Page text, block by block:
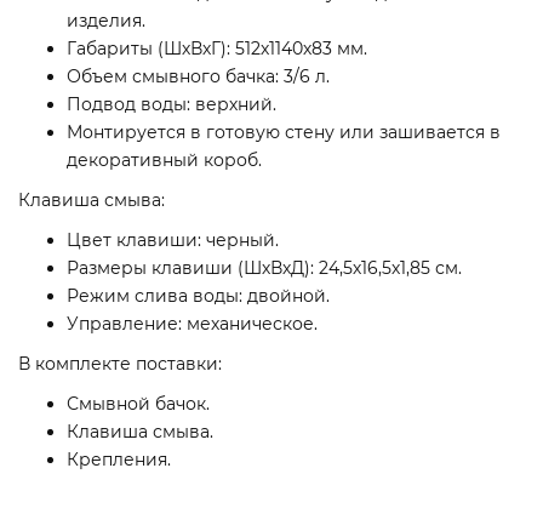
изделия.
Габариты (ШхВхГ): 512х1140х83 мм.
Объем смывного бачка: 3/6 л.
Подвод воды: верхний.
Монтируется в готовую стену или зашивается в
декоративный короб.
Клавиша смыва:
Цвет клавиши: черный.
Размеры клавиши (ШхВхД): 24,5х16,5х1,85 см.
Режим слива воды: двойной.
Управление: механическое.
В комплекте поставки:
Смывной бачок.
Клавиша смыва.
Крепления.